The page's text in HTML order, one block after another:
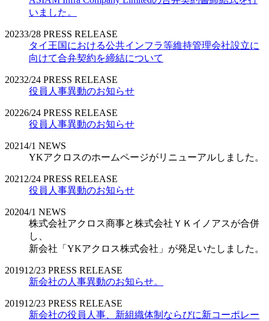
いました。
20233/28 PRESS RELEASE
タイ王国における公共インフラ等維持管理会社設立に
向けて合弁契約を締結について
20232/24 PRESS RELEASE
役員人事異動のお知らせ
20226/24 PRESS RELEASE
役員人事異動のお知らせ
20214/1 NEWS
YKアクロスのホームページがリニューアルしました。
2021 2/24 PRESS RELEASE
役員人事異動のお知らせ
20204/1 NEWS
株式会社アクロス商事と株式会社ＹＫイノアスが合併
し、
新会社「YKアクロス株式会社」が発足いたしました。
201912/23 PRESS RELEASE
新会社の人事異動のお知らせ。
201912/23 PRESS RELEASE
新会社の役員人事、新組織体制ならびに新コーポレー